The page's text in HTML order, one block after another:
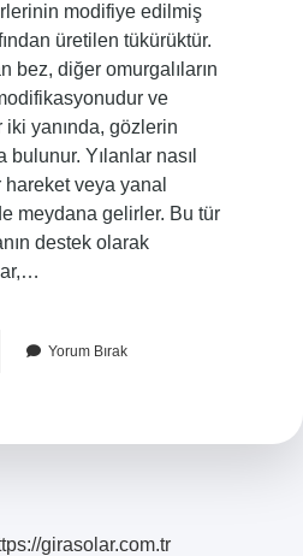
modifiye edilmiş
üretilen tükürüktür.
bez, diğer omurgalıların
ve
yanında, gözlerin
bulunur. Yılanlar nasıl
veya yanal
meydana gelirler. Bu tür
destek olarak
Yorum Bırak
girasolar.com.tr